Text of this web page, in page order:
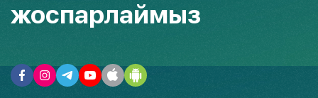
жоспарлаймыз